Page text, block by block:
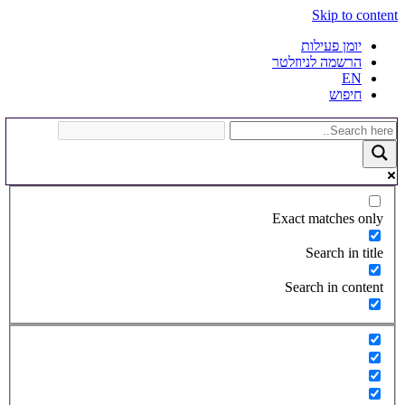
Skip to content
יומן פעילות
הרשמה לניוזלטר
EN
חיפוש
Exact matches only
Search in title
Search in content